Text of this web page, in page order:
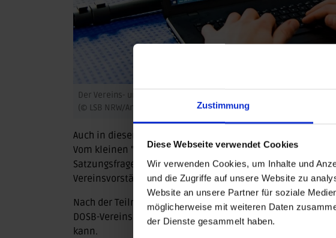
Zustimmung
Diese Webseite verwendet Cookies
Wir verwenden Cookies, um Inhalte und
und die Zugriffe auf unsere Website zu
Website an unsere Partner für soziale
möglicherweise mit weiteren Daten
der Dienste gesammelt haben.
Der Vereins- und Verbandsservice hält zahlreiche Online-Angebote
(© LSB NRW/Andrea Bowinkelmann)
Auch in diesem Frühjahr ist das Online-Programm des
Vom kleinen "1x1" der Vereinsbuchhaltung über
Satzungsfragen - die Veranstaltungen sind offen für
Vereinsvorstände oder Schatzmeister*innen aus
Nach der Teilnahme erhalten diese eine
DOSB-Vereinsmanager*in C Lizenz beim Landessportbund
kann.